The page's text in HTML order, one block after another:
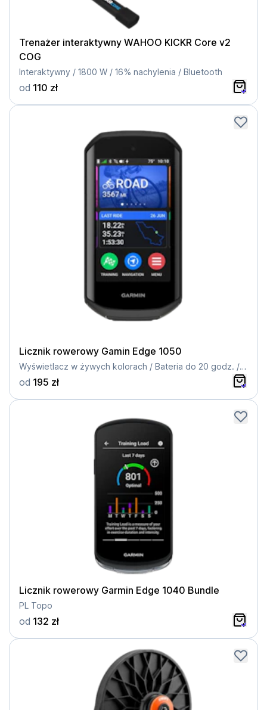
Trenażer interaktywny WAHOO KICKR Core v2
COG
Interaktywny / 1800 W / 16% nachylenia / Bluetooth
od 110 zł
Licznik rowerowy Gamin Edge 1050
Wyświetlacz w żywych kolorach / Bateria do 20 godz. / Komunikacja grupowa / Spersonalizowane plany treningowe
od 195 zł
Licznik rowerowy Garmin Edge 1040 Bundle
PL Topo
od 132 zł